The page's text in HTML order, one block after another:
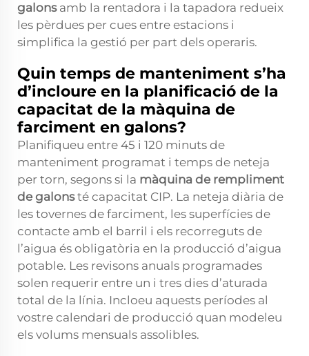
galons amb la rentadora i la tapadora redueix
les pèrdues per cues entre estacions i
simplifica la gestió per part dels operaris.
Quin temps de manteniment s’ha
d’incloure en la planificació de la
capacitat de la màquina de
farciment en galons?
Planifiqueu entre 45 i 120 minuts de
manteniment programat i temps de neteja
per torn, segons si la màquina de rempliment
de galonsté capacitat CIP. La neteja diària de
les tovernes de farciment, les superfícies de
contacte amb el barril i els recorreguts de
l’aigua és obligatòria en la producció d’aigua
potable. Les revisons anuals programades
solen requerir entre un i tres dies d’aturada
total de la línia. Incloeu aquests períodes al
vostre calendari de producció quan modeleu
els volums mensuals assolibles.